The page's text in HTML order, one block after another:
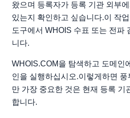
왔으며 등록자가 등록 기관 외부
있는지 확인하고 싶습니다.이 작
도구에서 WHOIS 수표 또는 전파
니다.
WHOIS.COM을 탐색하고 도메인
인을 실행하십시오.이렇게하면 풍
만 가장 중요한 것은 현재 등록 기
합니다.